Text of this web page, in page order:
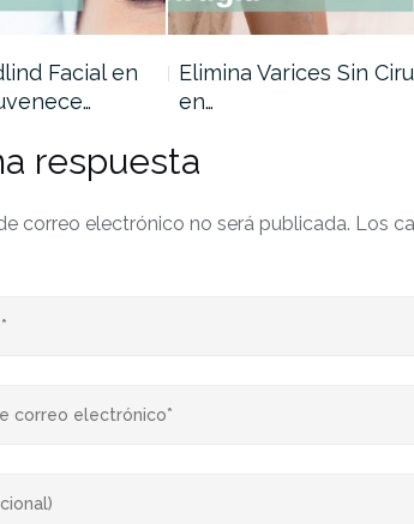
Facial en
Elimina Varices Sin
en…
respuesta
correo electrónico no será publicada. Los